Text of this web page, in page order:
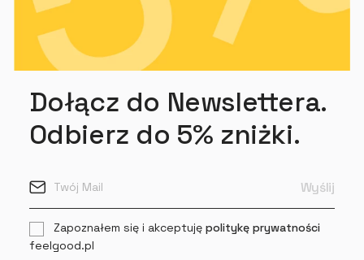
Dołącz do Newslettera.
Odbierz do 5% zniżki.
Zapoznałem się i akceptuję politykę prywatności
feelgood.pl